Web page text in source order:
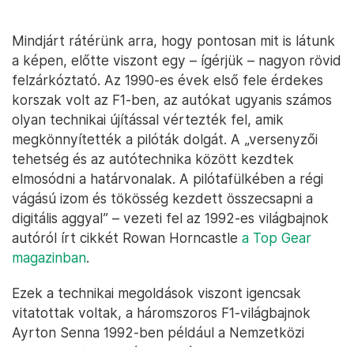
Mindjárt rátérünk arra, hogy pontosan mit is látunk
a képen, előtte viszont egy – ígérjük – nagyon rövid
felzárkóztató. Az 1990-es évek első fele érdekes
korszak volt az F1-ben, az autókat ugyanis számos
olyan technikai újítással vértezték fel, amik
megkönnyítették a pilóták dolgát. A „versenyzői
tehetség és az autótechnika között kezdtek
elmosódni a határvonalak. A pilótafülkében a régi
vágású izom és tökösség kezdett összecsapni a
digitális aggyal” – vezeti fel az 1992-es világbajnok
autóról írt cikkét Rowan Horncastle a Top Gear
magazinban.
Ezek a technikai megoldások viszont igencsak
vitatottak voltak, a háromszoros F1-világbajnok
Ayrton Senna 1992-ben például a Nemzetközi